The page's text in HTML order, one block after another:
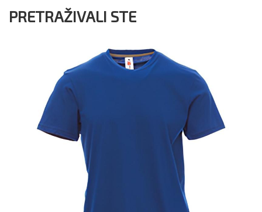
PRETRAŽIVALI STE